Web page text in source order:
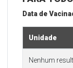
Data de
Unidade
Nenhum